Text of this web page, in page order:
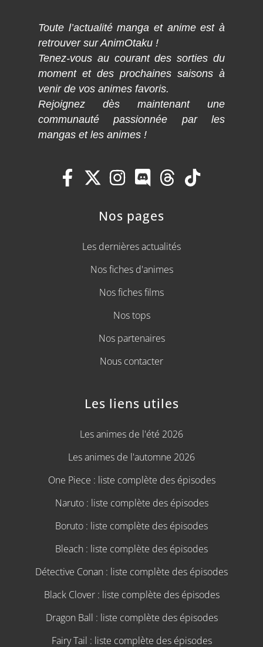
Toute l’actualité manga et anime est à
retrouver sur AnimOtaku !
Tenez-vous au courant des sorties du
moment et des prochaines saisons à
venir de vos animes favoris.
Rejoignez dès maintenant une
communauté passionnée par les
mangas et les animes !
Nos pages
Les dernières actualités
Nos fiches d'animes
Nos fiches films
Nos tops
Nos partenaires
Nous contacter
Les liens utiles
Les animes de l'été 2026
Les animes de l'automne 2026
One Piece : liste complète des épisodes
Naruto : liste complète des épisodes
Boruto : liste complète des épisodes
Bleach : liste complète des épisodes
Détective Conan : liste complète des épisodes
Black Clover : liste complète des épisodes
Dragon Ball : liste complète des épisodes
Fairy Tail : liste complète des épisodes